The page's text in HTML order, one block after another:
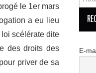
le 1er mars
a eu lieu
scélérate dite
des droits des
priver de sa
E-